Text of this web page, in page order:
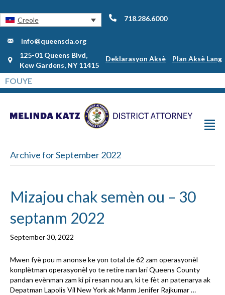
Creole 718.286.6000
info@queensda.org
125-01 Queens Blvd,
Kew Gardens, NY 11415
Deklarasyon Aksè Plan Aksè Lang
Archive for September 2022
Mizajou chak semèn ou – 30
septanm 2022
September 30, 2022
Mwen fyè pou m anonse ke yon total de 62 zam operasyonèl
konplètman operasyonèl yo te retire nan lari Queens County
pandan evènman zam ki pi resan nou an, ki te fèt an patenarya ak
Depatman Lapolis Vil New York ak Manm Jenifer Rajkumar …